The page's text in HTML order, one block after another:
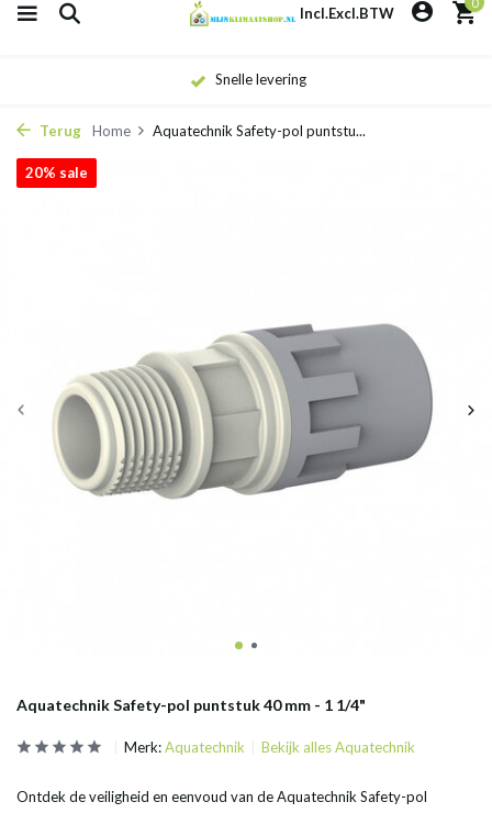
Incl.Excl.BTW
Snelle levering
Terug Home Aquatechnik Safety-pol puntstu...
Aquatechnik Safety-pol puntstuk 40 mm - 1 1/4"
20% sale
Merk:Aquatechnik Bekijk alles Aquatechnik
Ontdek de veiligheid en eenvoud van de Aquatechnik Safety-pol